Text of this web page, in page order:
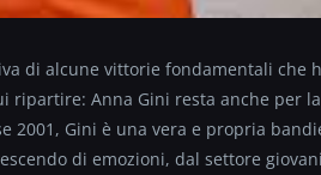
di alcune vittorie fondamentali che
Anna Gini resta anche per
2001, Gini è una vera e propria
di emozioni, dal settore